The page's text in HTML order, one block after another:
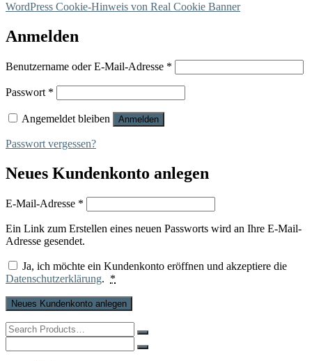
WordPress Cookie-Hinweis von Real Cookie Banner
Anmelden
Benutzername oder E-Mail-Adresse *
Passwort *
Angemeldet bleiben Anmelden
Passwort vergessen?
Neues Kundenkonto anlegen
E-Mail-Adresse *
Ein Link zum Erstellen eines neuen Passworts wird an Ihre E-Mail-
Adresse gesendet.
Ja, ich möchte ein Kundenkonto eröffnen und akzeptiere die
Datenschutzerklärung. *
Neues Kundenkonto anlegen
Search
for:
for: